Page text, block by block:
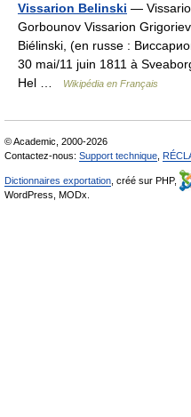
Vissarion Belinski —
Gorbounov Vissarion
Biélinski, (en russe :
30 mai/11 juin 1811 à
Hel …
Wikipédia en Français
© Academic, 2000-2026
Contactez-nous: Support technique
Dictionnaires exportation , créé sur PHP,
WordPress, MODx.